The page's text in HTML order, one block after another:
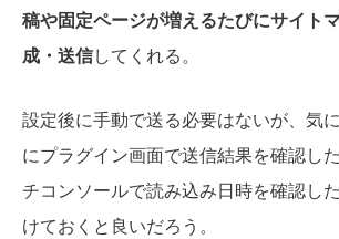
稿や固定ページが増えるたびにサイト
成・送信してくれる。
設定後に手動で送る必要はないが、気
にプラグイン画面で送信結果を確認し
チコンソールで読み込み日時を確認し
けておくと良いだろう。